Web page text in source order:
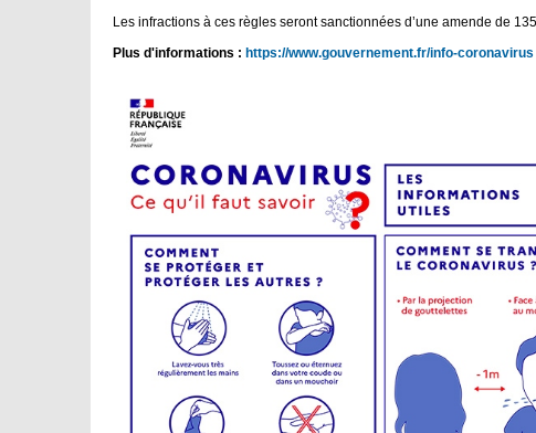
Les infractions à ces règles seront sanctionnées d’une amende de
Plus d'informations : https://www.gouvernement.fr/info-coronavirus